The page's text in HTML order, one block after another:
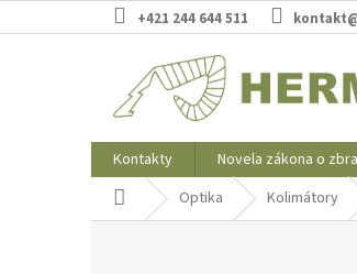
na
+421 244 644 511
Kontakty Novela zákona o
Domov Optika Kolimátory